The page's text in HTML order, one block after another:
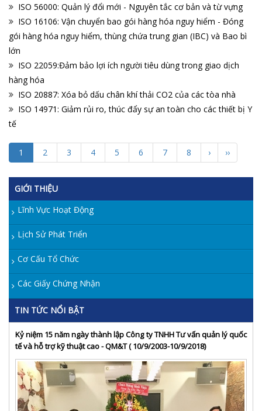
ISO 56000: Quản lý đổi mới - Nguyên tắc cơ bản và từ vựng
ISO 16106: Vận chuyển bao gói hàng hóa nguy hiểm - Đóng
gói hàng hóa nguy hiểm, thùng chứa trung gian (IBC) và Bao bì
lớn
ISO 22059:Đảm bảo lợi ích người tiêu dùng trong giao dịch
hàng hóa
ISO 20887: Xóa bỏ dấu chân khí thải CO2 của các tòa nhà
ISO 14971: Giảm rủi ro, thúc đẩy sự an toàn cho các thiết bị Y
tế
1 2 3 4 5 6 7 8 › ››
GIỚI THIỆU
Lĩnh Vực Hoạt Động
Lịch Sử Phát Triển
Cơ Cấu Tổ Chức
Các Giấy Chứng Nhận
TIN TỨC NỔI BẬT
Kỷ niệm 15 năm ngày thành lập Công ty TNHH Tư vấn quản lý quốc
tế và hỗ trợ kỹ thuật cao - QM&T ( 10/9/2003-10/9/2018)